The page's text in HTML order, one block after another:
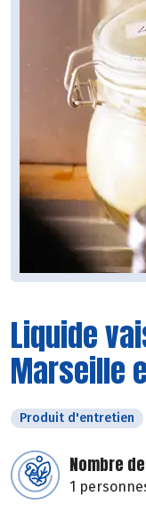
Liquide
Marseille
Produit d'entretien
Nombre
1